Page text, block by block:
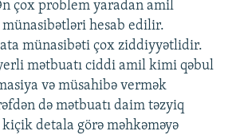
çox problem yaradan amil
hesab edilir.
münasibəti çox ziddiyyətlidir.
mətbuatı ciddi amil kimi qəbul
və müsahibə vermək
də mətbuatı daim təzyiq
kiçik detala görə məhkəməyə